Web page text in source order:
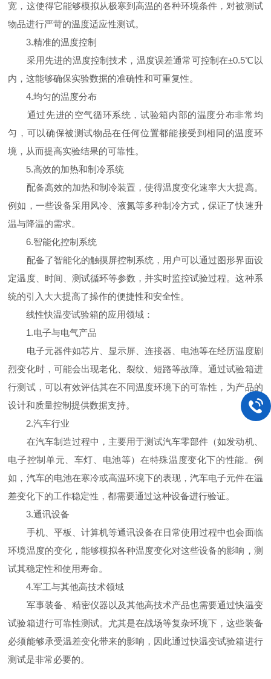
宽，这使得它能够模拟从极寒到高温的各种环境条件，对被测试
物品进行严苛的温度适应性测试。
3.精准的温度控制
采用先进的温度控制技术，温度误差通常可控制在±0.5℃以
内，这能够确保实验数据的准确性和可重复性。
4.均匀的温度分布
通过先进的空气循环系统，试验箱内部的温度分布非常均
匀，可以确保被测试物品在任何位置都能接受到相同的温度环
境，从而提高实验结果的可靠性。
5.高效的加热和制冷系统
配备高效的加热和制冷装置，使得温度变化速率大大提高。
例如，一些设备采用风冷、液氮等多种制冷方式，保证了快速升
温与降温的需求。
6.智能化控制系统
配备了智能化的触摸屏控制系统，用户可以通过图形界面设
定温度、时间、测试循环等参数，并实时监控试验过程。这种系
统的引入大大提高了操作的便捷性和安全性。
线性快温变试验箱的应用领域：
1.电子与电气产品
电子元器件如芯片、显示屏、连接器、电池等在经历温度剧
烈变化时，可能会出现老化、裂纹、短路等故障。通过试验箱进
行测试，可以有效评估其在不同温度环境下的可靠性，为产品的
设计和质量控制提供数据支持。
2.汽车行业
在汽车制造过程中，主要用于测试汽车零部件（如发动机、
电子控制单元、车灯、电池等）在特殊温度变化下的性能。例
如，汽车的电池在寒冷或高温环境下的表现，汽车电子元件在温
差变化下的工作稳定性，都需要通过这种设备进行验证。
3.通讯设备
手机、平板、计算机等通讯设备在日常使用过程中也会面临
环境温度的变化，能够模拟各种温度变化对这些设备的影响，测
试其稳定性和使用寿命。
4.军工与其他高技术领域
军事装备、精密仪器以及其他高技术产品也需要通过快温变
试验箱进行可靠性测试。尤其是在战场等复杂环境下，这些装备
必须能够承受温差变化带来的影响，因此通过快温变试验箱进行
测试是非常必要的。